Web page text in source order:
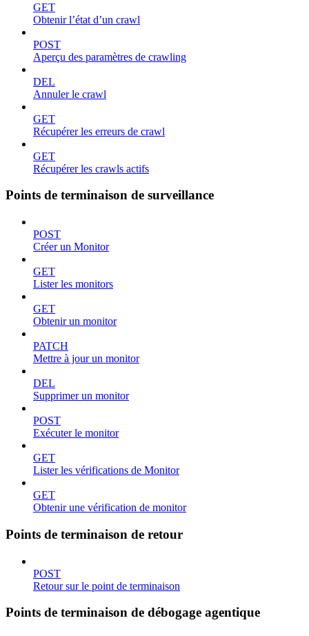
GET
Obtenir l’état d’un crawl
POST
Aperçu des paramètres de crawling
DEL
Annuler le crawl
GET
Récupérer les erreurs de crawl
GET
Récupérer les crawls actifs
Points de terminaison de surveillance
POST
Créer un Monitor
GET
Lister les monitors
GET
Obtenir un monitor
PATCH
Mettre à jour un monitor
DEL
Supprimer un monitor
POST
Exécuter le monitor
GET
Lister les vérifications de Monitor
GET
Obtenir une vérification de monitor
Points de terminaison de retour
POST
Retour sur le point de terminaison
Points de terminaison de débogage agentique